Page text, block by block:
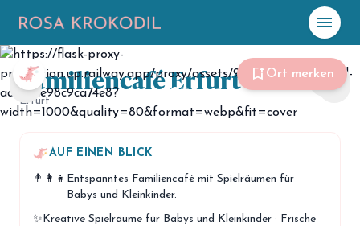
menu
☀️ Heute
Plane mit Kroki
celebration Events
chevron_left chevron_right
bookmark_add Ort merken
Familiencafé Erfurt
Erfurt
share
AUF EINEN BLICK
👨‍👩‍👧 Entspanntes Familiencafé mit Spielräumen für
Babys und Kleinkinder.
✨Kreative Spielräume für Babys und Kleinkinder · Frische